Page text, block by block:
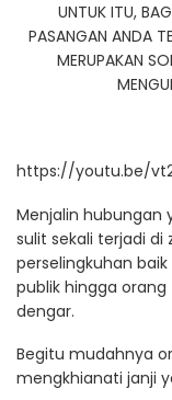
UNTUK ITU,
PASANGAN ANDA
MERUPAKAN
https://youtu.be/
Menjalin hubungan
sulit sekali terjadi di
perselingkuhan
publik hingga
dengar.
Begitu mudahnya
mengkhianati janji